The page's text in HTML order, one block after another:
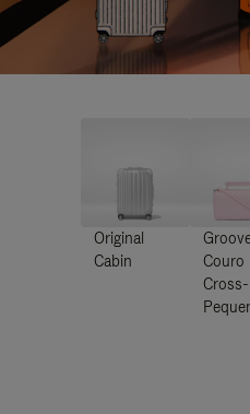
Original
Cabin
Couro